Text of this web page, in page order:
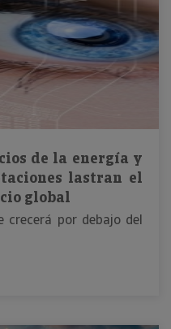
de la energía y
lastran el
global
crecerá por debajo del